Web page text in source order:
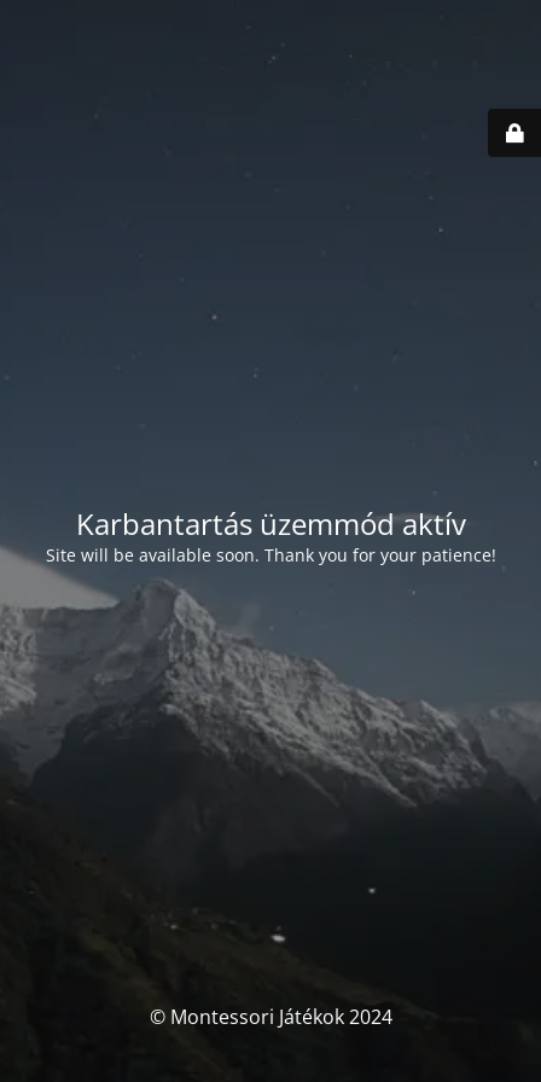
Karbantartás üzemmód aktív
Site will be available soon. Thank you for your patience!
© Montessori Játékok 2024